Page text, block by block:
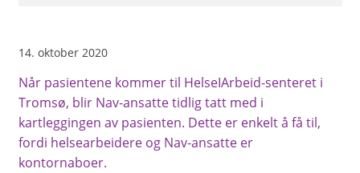
14. oktober 2020
Når pasientene kommer til HelseIArbeid-senteret i
Tromsø, blir Nav-ansatte tidlig tatt med i
kartleggingen av pasienten. Dette er enkelt å få til,
fordi helsearbeidere og Nav-ansatte er
kontornaboer.